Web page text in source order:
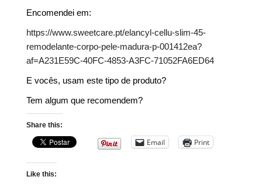
Encomendei em:
https://www.sweetcare.pt/elancyl-cellu-slim-45-
remodelante-corpo-pele-madura-p-001412ea?
af=A231E59C-40FC-4853-A3FC-71052FA6ED64
E vocês, usam este tipo de produto?
Tem algum que recomendem?
Share this:
Email Print
Like this: